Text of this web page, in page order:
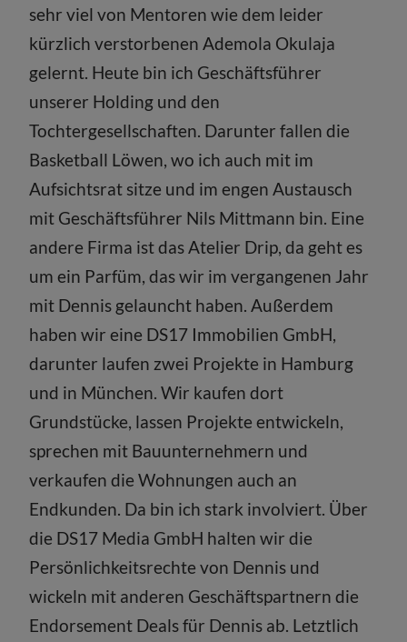
sehr viel von Mentoren wie dem leider
kürzlich verstorbenen Ademola Okulaja
gelernt. Heute bin ich Geschäftsführer
unserer Holding und den
Tochtergesellschaften. Darunter fallen die
Basketball Löwen, wo ich auch mit im
Aufsichtsrat sitze und im engen Austausch
mit Geschäftsführer Nils Mittmann bin. Eine
andere Firma ist das Atelier Drip, da geht es
um ein Parfüm, das wir im vergangenen Jahr
mit Dennis gelauncht haben. Außerdem
haben wir eine DS17 Immobilien GmbH,
darunter laufen zwei Projekte in Hamburg
und in München. Wir kaufen dort
Grundstücke, lassen Projekte entwickeln,
sprechen mit Bauunternehmern und
verkaufen die Wohnungen auch an
Endkunden. Da bin ich stark involviert. Über
die DS17 Media GmbH halten wir die
Persönlichkeitsrechte von Dennis und
wickeln mit anderen Geschäftspartnern die
Endorsement Deals für Dennis ab. Letztlich